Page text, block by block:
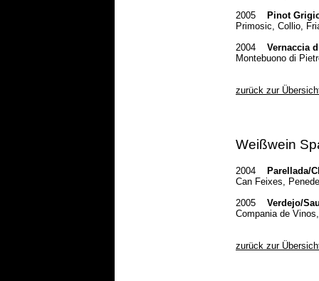
2005
Pinot
Primosic, Collio,
2004
Vernaccia
Montebuono di
zurück zur
Weißwein
2004
Parellada/
Can Feixes,
2005
Verdejo/
Compania de
zurück zur